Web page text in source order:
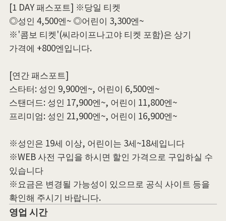
[1 DAY 패스포트] ※당일 티켓
◎성인 4,500엔~ ◎어린이 3,300엔~
※'콤보 티켓'(씨라이프나고야 티켓 포함)은 상기
가격에 +800엔입니다.
[연간 패스포트]
스타터: 성인 9,900엔~, 어린이 6,500엔~
스탠더드: 성인 17,900엔~, 어린이 11,800엔~
프리미엄: 성인 21,900엔~, 어린이 16,900엔~
※성인은 19세 이상, 어린이는 3세~18세입니다
※WEB 사전 구입을 하시면 할인 가격으로 구입하실 수
있습니다
※요금은 변경될 가능성이 있으므로 공식 사이트 등을
확인해 주시기 바랍니다.
영업 시간